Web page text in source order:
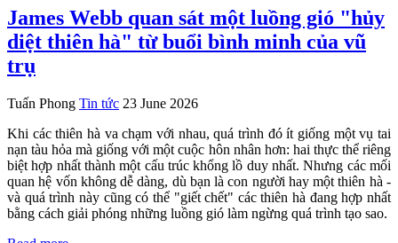
James Webb quan sát một luồng gió "hủy
diệt thiên hà" từ buổi bình minh của vũ
trụ
Tuấn Phong Tin tức 23 June 2026
Khi các thiên hà va chạm với nhau, quá trình đó ít giống một vụ tai
nạn tàu hỏa mà giống với một cuộc hôn nhân hơn: hai thực thể riêng
biệt hợp nhất thành một cấu trúc khổng lồ duy nhất. Nhưng các mối
quan hệ vốn không dễ dàng, dù bạn là con người hay một thiên hà -
và quá trình này cũng có thể "giết chết" các thiên hà đang hợp nhất
bằng cách giải phóng những luồng gió làm ngừng quá trình tạo sao.